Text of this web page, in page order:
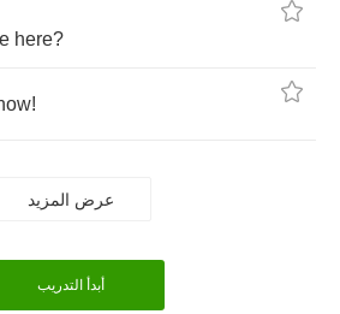
here?
!
عرض المزيد
أبدأ التدريب